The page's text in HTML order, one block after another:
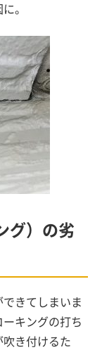
。
グ）の劣
きてしまいま
キングの打ち
き付けるた